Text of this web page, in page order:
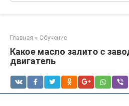
Главная » Обучение
Какое масло залито с
двигатель